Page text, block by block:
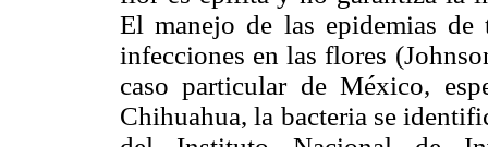
El manejo de las epidemias
infecciones en las flores
caso particular de México,
Chihuahua, la bacteria se